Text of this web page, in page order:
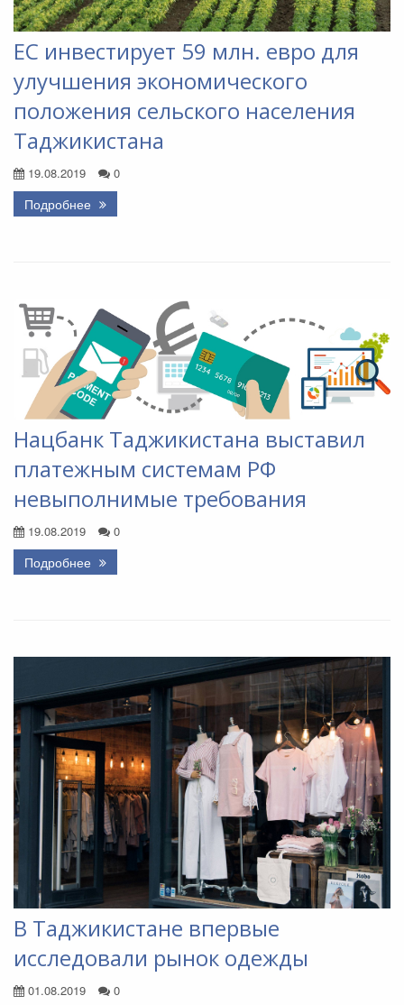
ЕС инвестирует 59 млн. евро для
улучшения экономического
положения сельского населения
Таджикистана
19.08.2019 0
Подробнее
Нацбанк Таджикистана выставил
платежным системам РФ
невыполнимые требования
19.08.2019 0
Подробнее
В Таджикистане впервые
исследовали рынок одежды
01.08.2019 0